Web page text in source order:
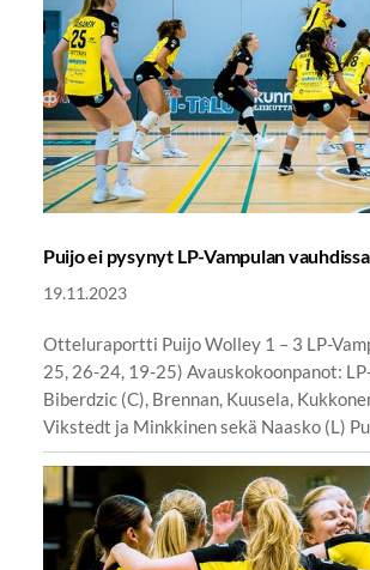
Puijo ei pysynyt LP-Vampulan vauhdissa
19.11.2023
Otteluraportti Puijo Wolley 1 – 3 LP-
25, 26-24, 19-25) Avauskokoonpanot:
Biberdzic (C), Brennan, Kuusela,
Vikstedt ja Minkkinen sekä Naasko (L)